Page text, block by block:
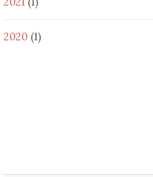
2020 (1)